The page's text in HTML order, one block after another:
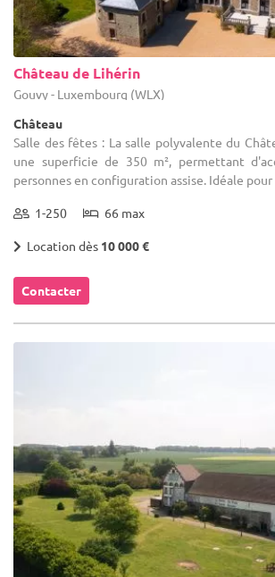
Château de Lihérin
Gouvy - Luxembourg (WLX)
Château
Salle des fêtes : La salle polyvalente du
une superficie de 350 m², permettant
personnes en configuration assise. Idéale pour
1-250 66 max
Location dès 10 000 €
Contacter